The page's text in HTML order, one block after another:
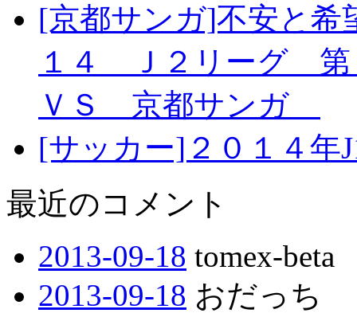
[京都サンガ]不安
１４ Ｊ２リーグ
ＶＳ 京都サンガ
[サッカー]２０１４
最近のコメント
2013-09-18 tomex-beta
2013-09-18 おだっち